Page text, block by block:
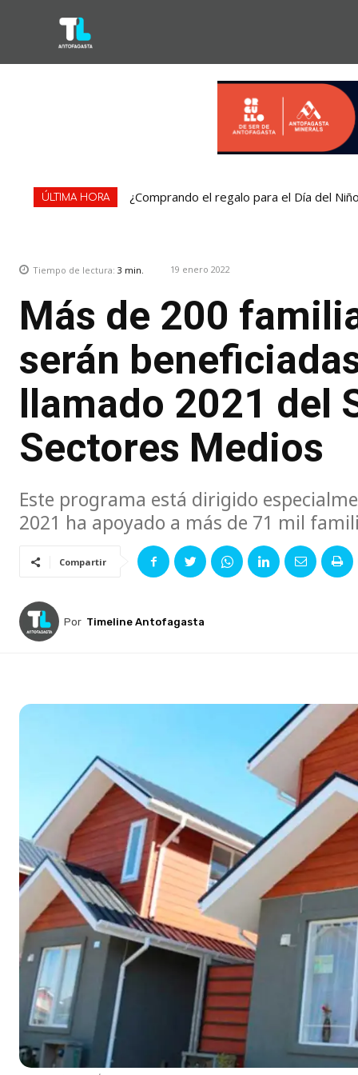
ÚLTIMA HORA ¿Comprando el regalo para el Día del
Tiempo de lectura: 3 min. 19 enero 2022
Más de 200
serán
llamado 2021 del
Sectores Medios
Este programa está dirigido
2021 ha apoyado a más de 71 mil
Compartir
Por Timeline Antofagasta